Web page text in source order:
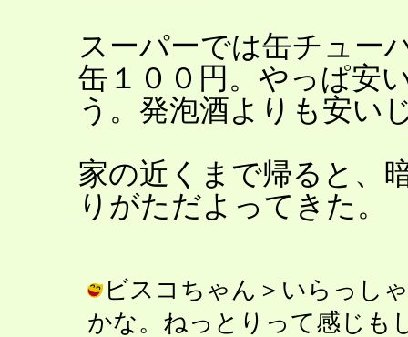
スーパーでは缶チュー
缶１００円。やっぱ安
う。発泡酒よりも安い
家の近くまで帰ると、
りがただよってきた。
ビスコちゃん＞いらっし
かな。ねっとりって感じも